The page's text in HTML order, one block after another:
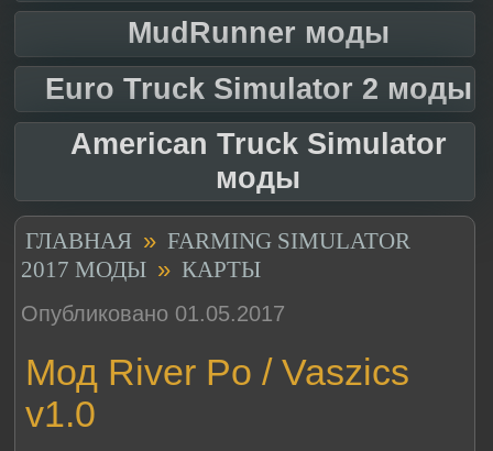
MudRunner моды
Euro Truck Simulator 2 моды
American Truck Simulator
моды
ГЛАВНАЯ » FARMING SIMULATOR
2017 МОДЫ » КАРТЫ
Опубликовано 01.05.2017
Мод River Po / Vaszics
v1.0